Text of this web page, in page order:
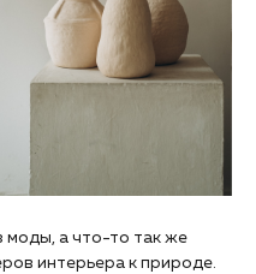
а что-то так же
интерьера к природе.